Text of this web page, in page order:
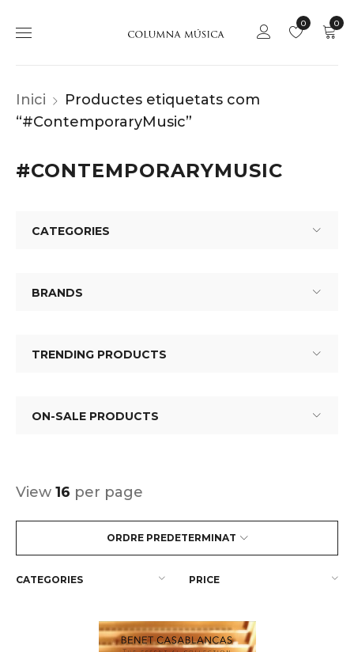
0
0
Inici
Productes etiquetats com
“#ContemporaryMusic”
#CONTEMPORARYMUSIC
CATEGORIES
BRANDS
TRENDING PRODUCTS
ON-SALE PRODUCTS
ORDRE PREDETERMINAT
View 16 per page
CATEGORIES PRICE